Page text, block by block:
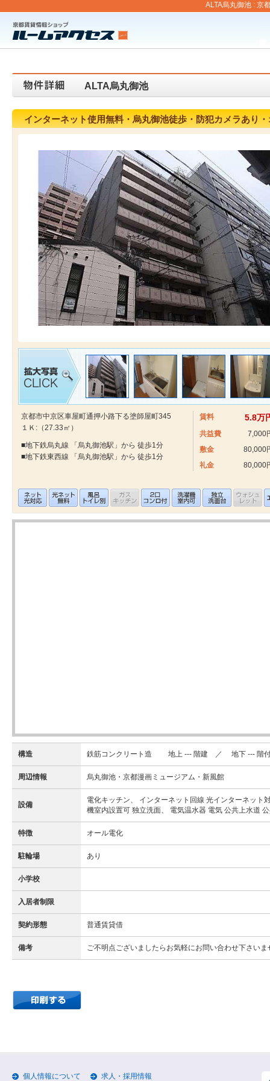
ALTA烏丸御池 : 京
ALTA烏丸御池
インターネット使用無料・烏丸御池徒歩・防犯カメラあり
京都市中京区車屋町通押小路下る塗師屋町345
１Ｋ:（27.33㎡）
■地下鉄烏丸線 「烏丸御池駅」から 徒歩1分
■地下鉄東西線 「烏丸御池駅」から 徒歩1分
賃料 5.8万
共益費
7,000
敷金
80,000
礼金
80,000
構造 鉄筋コンクリート造 地上 --- 階建 ／ 地下 --- 階
周辺情報 烏丸御池・京都漫画ミュージアム・新風館
設備
電化キッチン、 インターネット回線 光インターネット
機室内設置可 独立洗面、 電気温水器 電気 公共上水道
特徴 オール電化
駐輪場 あり
小学校
入居者制限
契約形態 普通賃貸借
備考 ご不明点ございましたらお気軽にお問い合わせ下さい
個人情報について 求人・採用情報